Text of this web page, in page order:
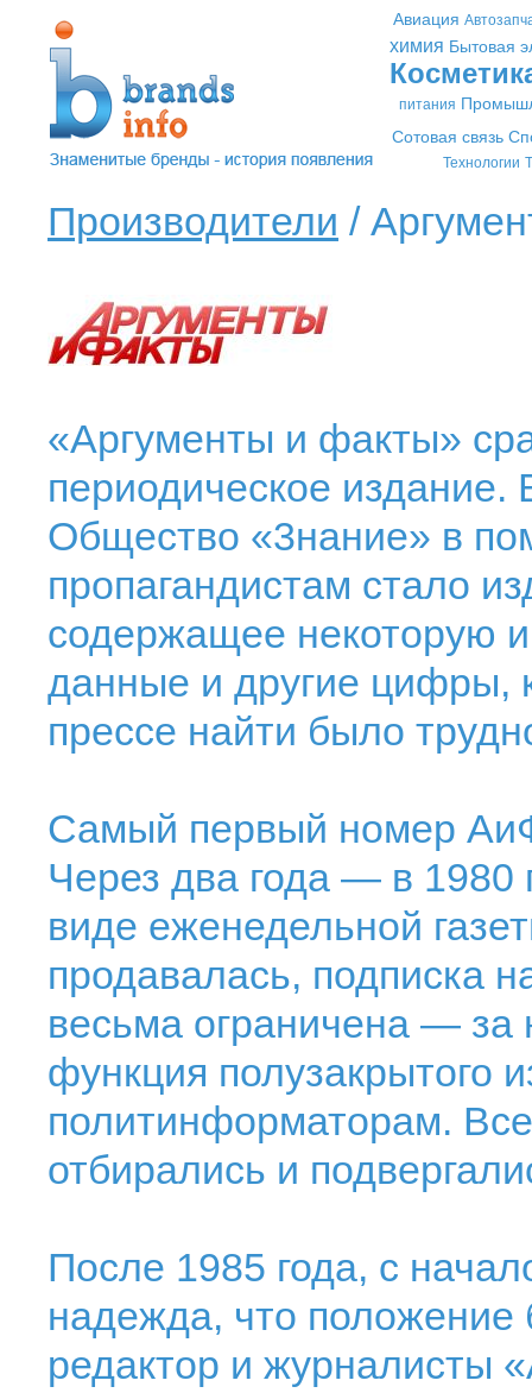
Авиация
химия Бытовая
питания
Сотовая связь
Технологии
Производители /
«Аргументы и факты»
периодическое издание.
Общество «3нание» в
пропагандистам стало
содержащее некоторую
данные и другие цифры,
прессе найти было
Самый первый номер
Через два года — в 1980
виде еженедельной
продавалась, подписка
весьма ограничена — за
функция полузакрытого
политинформаторам.
отбирались и
После 1985 года, с
надежда, что положение
редактор и журналисты